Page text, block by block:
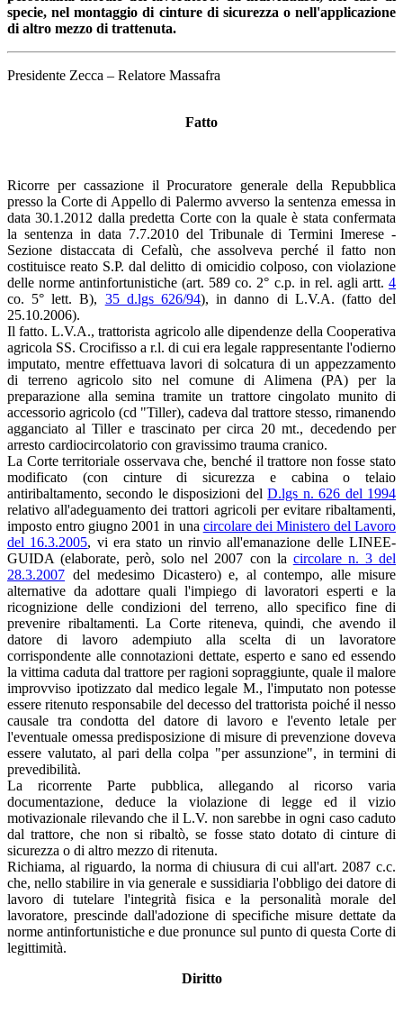
specie, nel montaggio di cinture di sicurezza o nell'applicazione
di altro mezzo di trattenuta.
Presidente Zecca – Relatore Massafra
Fatto
Ricorre per cassazione il Procuratore generale della Repubblica
presso la Corte di Appello di Palermo avverso la sentenza emessa in
data 30.1.2012 dalla predetta Corte con la quale è stata confermata
la sentenza in data 7.7.2010 del Tribunale di Termini Imerese -
Sezione distaccata di Cefalù, che assolveva perché il fatto non
costituisce reato S.P. dal delitto di omicidio colposo, con violazione
delle norme antinfortunistiche (art. 589 co. 2° c.p. in rel. agli artt. 4
co. 5° lett. B), 35 d.lgs 626/94), in danno di L.V.A. (fatto del
25.10.2006).
Il fatto. L.V.A., trattorista agricolo alle dipendenze della Cooperativa
agricola SS. Crocifisso a r.l. di cui era legale rappresentante l'odierno
imputato, mentre effettuava lavori di solcatura di un appezzamento
di terreno agricolo sito nel comune di Alimena (PA) per la
preparazione alla semina tramite un trattore cingolato munito di
accessorio agricolo (cd "Tiller), cadeva dal trattore stesso, rimanendo
agganciato al Tiller e trascinato per circa 20 mt., decedendo per
arresto cardiocircolatorio con gravissimo trauma cranico.
La Corte territoriale osservava che, benché il trattore non fosse stato
modificato (con cinture di sicurezza e cabina o telaio
antiribaltamento, secondo le disposizioni delD.lgs n. 626 del 1994
relativo all'adeguamento dei trattori agricoli per evitare ribaltamenti,
imposto entro giugno 2001 in una circolare dei Ministero del Lavoro
del 16.3.2005, vi era stato un rinvio all'emanazione delle LINEE-
GUIDA (elaborate, però, solo nel 2007 con la circolare n. 3 del
28.3.2007 del medesimo Dicastero) e, al contempo, alle misure
alternative da adottare quali l'impiego di lavoratori esperti e la
ricognizione delle condizioni del terreno, allo specifico fine di
prevenire ribaltamenti. La Corte riteneva, quindi, che avendo il
datore di lavoro adempiuto alla scelta di un lavoratore
corrispondente alle connotazioni dettate, esperto e sano ed essendo
la vittima caduta dal trattore per ragioni sopraggiunte, quale il malore
improvviso ipotizzato dal medico legale M., l'imputato non potesse
essere ritenuto responsabile del decesso del trattorista poiché il nesso
causale tra condotta del datore di lavoro e l'evento letale per
l'eventuale omessa predisposizione di misure di prevenzione doveva
essere valutato, al pari della colpa "per assunzione", in termini di
prevedibilità.
La ricorrente Parte pubblica, allegando al ricorso varia
documentazione, deduce la violazione di legge ed il vizio
motivazionale rilevando che il L.V. non sarebbe in ogni caso caduto
dal trattore, che non si ribaltò, se fosse stato dotato di cinture di
sicurezza o di altro mezzo di ritenuta.
Richiama, al riguardo, la norma di chiusura di cui all'art. 2087 c.c.
che, nello stabilire in via generale e sussidiaria l'obbligo dei datore di
lavoro di tutelare l'integrità fisica e la personalità morale del
lavoratore, prescinde dall'adozione di specifiche misure dettate da
norme antinfortunistiche e due pronunce sul punto di questa Corte di
legittimità.
Diritto